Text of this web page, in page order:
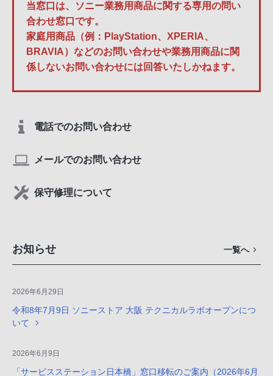
当窓口は、ソニー業務用商品に関する専用の問い
合わせ窓口です。
家庭用商品（例：PlayStation、XPERIA、
BRAVIA）などのお問い合わせや業務用商品に関
係しないお問い合わせには回答いたしかねます。
電話でのお問い合わせ
メールでのお問い合わせ
保守修理について
お知らせ 一覧へ
2026年6月29日
令和8年7月9日 ソニーストア 大阪 テクニカルラボオープンにつ
いて
2026年6月9日
「サービスステーション日本橋」窓口移転のご案内（2026年6月